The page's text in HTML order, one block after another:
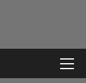
Primary